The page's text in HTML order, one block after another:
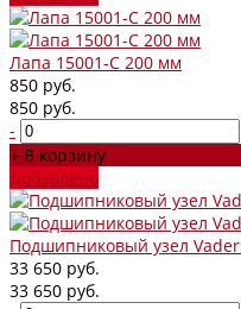
Лапа 15001-С 200 мм
850 руб.
850 руб.
-
+ В корзину
Добавлено
Подшипниковый узел
33 650 руб.
33 650 руб.